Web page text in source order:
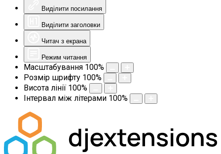
Виділити посилання
Виділити заголовки
Читач з екрана
Режим читання
Масштабування 100%
Розмір шрифту 100%
Висота лінії 100%
Інтервал між літерами 100%